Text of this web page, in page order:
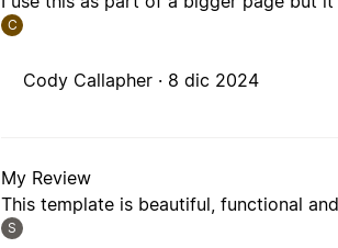
C
Cody Callapher · 8 dic 2024
My Review
This template is beautiful, functional
S